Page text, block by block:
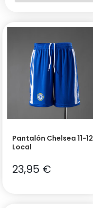
Pantalón Chelsea 11-12
Local
23,95 €